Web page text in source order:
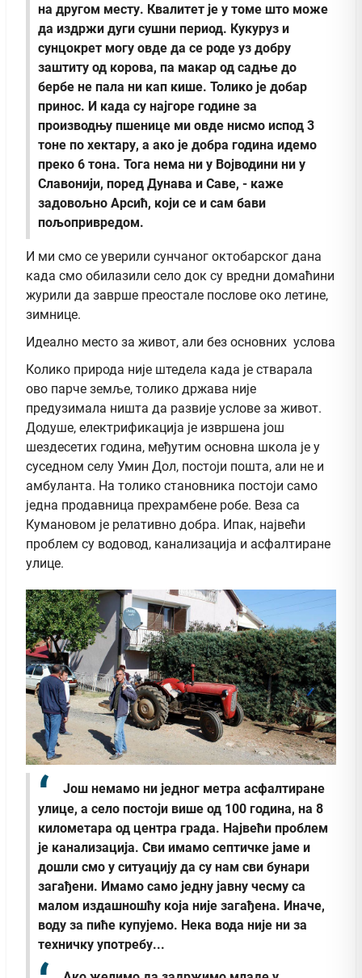
на другом месту. Квалитет је у томе што може
да издржи дуги сушни период. Кукуруз и
сунцокрет могу овде да се роде уз добру
заштиту од корова, па макар од садње до
бербе не пала ни кап кише. Толико је добар
принос. И када су најгоре године за
производњу пшенице ми овде нисмо испод 3
тоне по хектару, а ако је добра година идемо
преко 6 тона. Тога нема ни у Војводини ни у
Славонији, поред Дунава и Саве, - каже
задовољно Арсић, који се и сам бави
пољопривредом.
И ми смо се уверили сунчаног октобарског дана
када смо обилазили село док су вредни домаћини
журили да заврше преостале послове око летине,
зимнице.
Идеално место за живот, али без основних услова
Колико природа није штедела када је стварала
ово парче земље, толико држава није
предузимала ништа да развије услове за живот.
Додуше, електрификација је извршена још
шездесетих година, међутим основна школа је у
суседном селу Умин Дол, постоји пошта, али не и
амбуланта. На толико становника постоји само
једна продавница прехрамбене робе. Веза са
Кумановом је релативно добра. Ипак, највећи
проблем су водовод, канализација и асфалтиране
улице.
Још немамо ни једног метра асфалтиране
улице, а село постоји више од 100 година, на 8
километара од центра града. Највећи проблем
је канализација. Сви имамо септичке јаме и
дошли смо у ситуацију да су нам сви бунари
загађени. Имамо само једну јавну чесму са
малом издашношћу која није загађена. Иначе,
воду за пиће купујемо. Нека вода није ни за
техничку употребу...